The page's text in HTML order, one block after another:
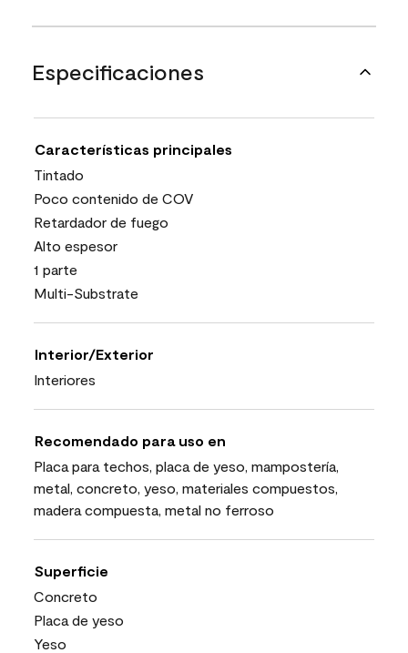
Especificaciones
Características principales
Tintado
Poco contenido de COV
Retardador de fuego
Alto espesor
1 parte
Multi-Substrate
Interior/Exterior
Interiores
Recomendado para uso en
Placa para techos, placa de yeso, mampostería,
metal, concreto, yeso, materiales compuestos,
madera compuesta, metal no ferroso
Superficie
Concreto
Placa de yeso
Yeso